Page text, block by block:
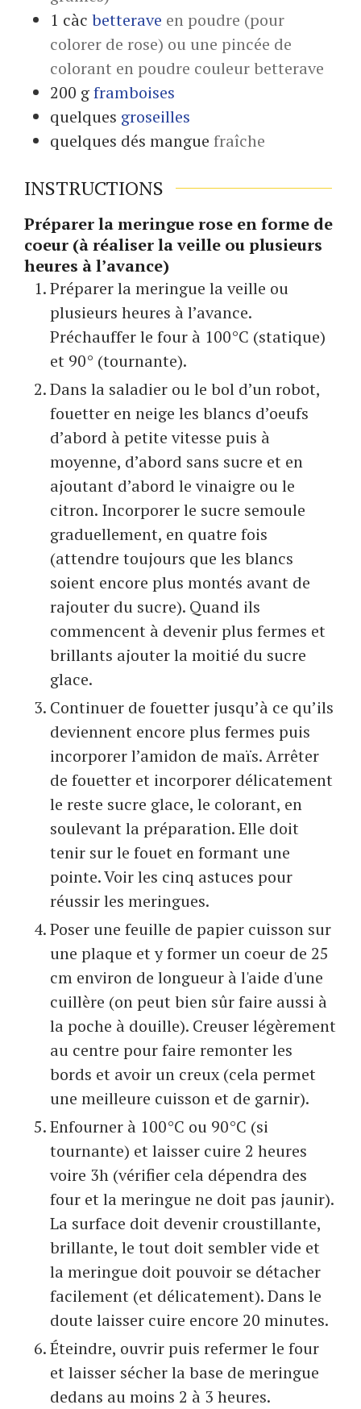
1 càc betterave en poudre (pour
colorer de rose) ou une pincée de
colorant en poudre couleur betterave
200 gframboises
quelques groseilles
quelques dés mangue fraîche
INSTRUCTIONS
Préparer la meringue rose en forme de
coeur (à réaliser la veille ou plusieurs
heures à l’avance)
Préparer la meringue la veille ou
plusieurs heures à l’avance.
Préchauffer le four à 100°C (statique)
et 90° (tournante).
Dans la saladier ou le bol d’un robot,
fouetter en neige les blancs d’oeufs
d’abord à petite vitesse puis à
moyenne, d’abord sans sucre et en
ajoutant d’abord le vinaigre ou le
citron. Incorporer le sucre semoule
graduellement, en quatre fois
(attendre toujours que les blancs
soient encore plus montés avant de
rajouter du sucre). Quand ils
commencent à devenir plus fermes et
brillants ajouter la moitié du sucre
glace.
Continuer de fouetter jusqu’à ce qu’ils
deviennent encore plus fermes puis
incorporer l’amidon de maïs. Arrêter
de fouetter et incorporer délicatement
le reste sucre glace, le colorant, en
soulevant la préparation. Elle doit
tenir sur le fouet en formant une
pointe. Voir les cinq astuces pour
réussir les meringues.
Poser une feuille de papier cuisson sur
une plaque et y former un coeur de 25
cm environ de longueur à l'aide d'une
cuillère (on peut bien sûr faire aussi à
la poche à douille). Creuser légèrement
au centre pour faire remonter les
bords et avoir un creux (cela permet
une meilleure cuisson et de garnir).
Enfourner à 100°C ou 90°C (si
tournante) et laisser cuire 2 heures
voire 3h (vérifier cela dépendra des
four et la meringue ne doit pas jaunir).
La surface doit devenir croustillante,
brillante, le tout doit sembler vide et
la meringue doit pouvoir se détacher
facilement (et délicatement). Dans le
doute laisser cuire encore 20 minutes.
Éteindre, ouvrir puis refermer le four
et laisser sécher la base de meringue
dedans au moins 2 à 3 heures.